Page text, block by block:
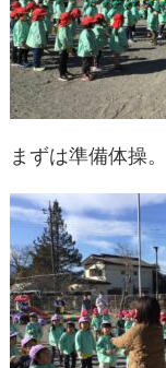
まずは準備体操